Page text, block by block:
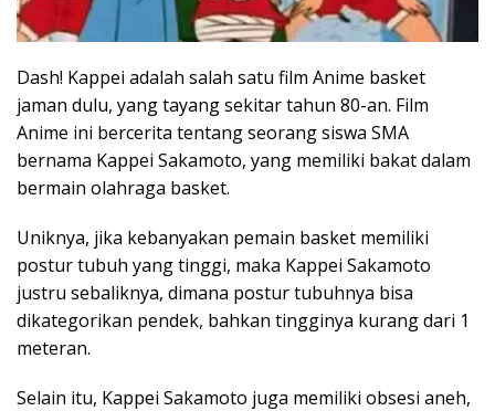
Dash! Kappei adalah salah satu film Anime basket
jaman dulu, yang tayang sekitar tahun 80-an. Film
Anime ini bercerita tentang seorang siswa SMA
bernama Kappei Sakamoto, yang memiliki bakat dalam
bermain olahraga basket.
Uniknya, jika kebanyakan pemain basket memiliki
postur tubuh yang tinggi, maka Kappei Sakamoto
justru sebaliknya, dimana postur tubuhnya bisa
dikategorikan pendek, bahkan tingginya kurang dari 1
meteran.
Selain itu, Kappei Sakamoto juga memiliki obsesi aneh,